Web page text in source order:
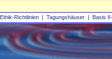
Ethik-Richtlinien | Tagungshäuser | Basis